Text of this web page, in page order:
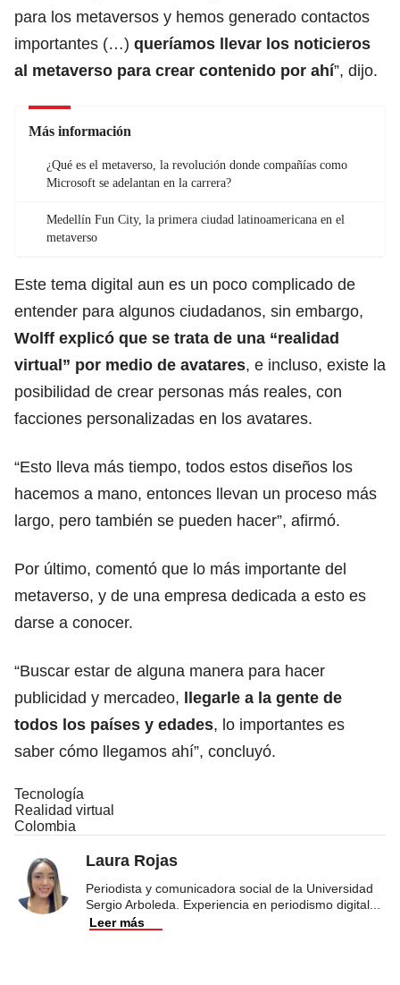
para los metaversos y hemos generado contactos
importantes (…) queríamos llevar los noticieros
al metaverso para crear contenido por ahí”, dijo.
Más información
¿Qué es el metaverso, la revolución donde compañías como
Microsoft se adelantan en la carrera?
Medellín Fun City, la primera ciudad latinoamericana en el
metaverso
Este tema digital aun es un poco complicado de
entender para algunos ciudadanos, sin embargo,
Wolff explicó que se trata de una “realidad
virtual” por medio de avatares, e incluso, existe la
posibilidad de crear personas más reales, con
facciones personalizadas en los avatares.
“Esto lleva más tiempo, todos estos diseños los
hacemos a mano, entonces llevan un proceso más
largo, pero también se pueden hacer”, afirmó.
Por último, comentó que lo más importante del
metaverso, y de una empresa dedicada a esto es
darse a conocer.
“Buscar estar de alguna manera para hacer
publicidad y mercadeo, llegarle a la gente de
todos los países y edades, lo importantes es
saber cómo llegamos ahí”, concluyó.
Tecnología
Realidad virtual
Colombia
Laura Rojas
Periodista y comunicadora social de la Universidad
Sergio Arboleda. Experiencia en periodismo digital
Leer más